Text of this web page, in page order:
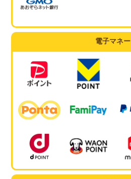
電子マネー